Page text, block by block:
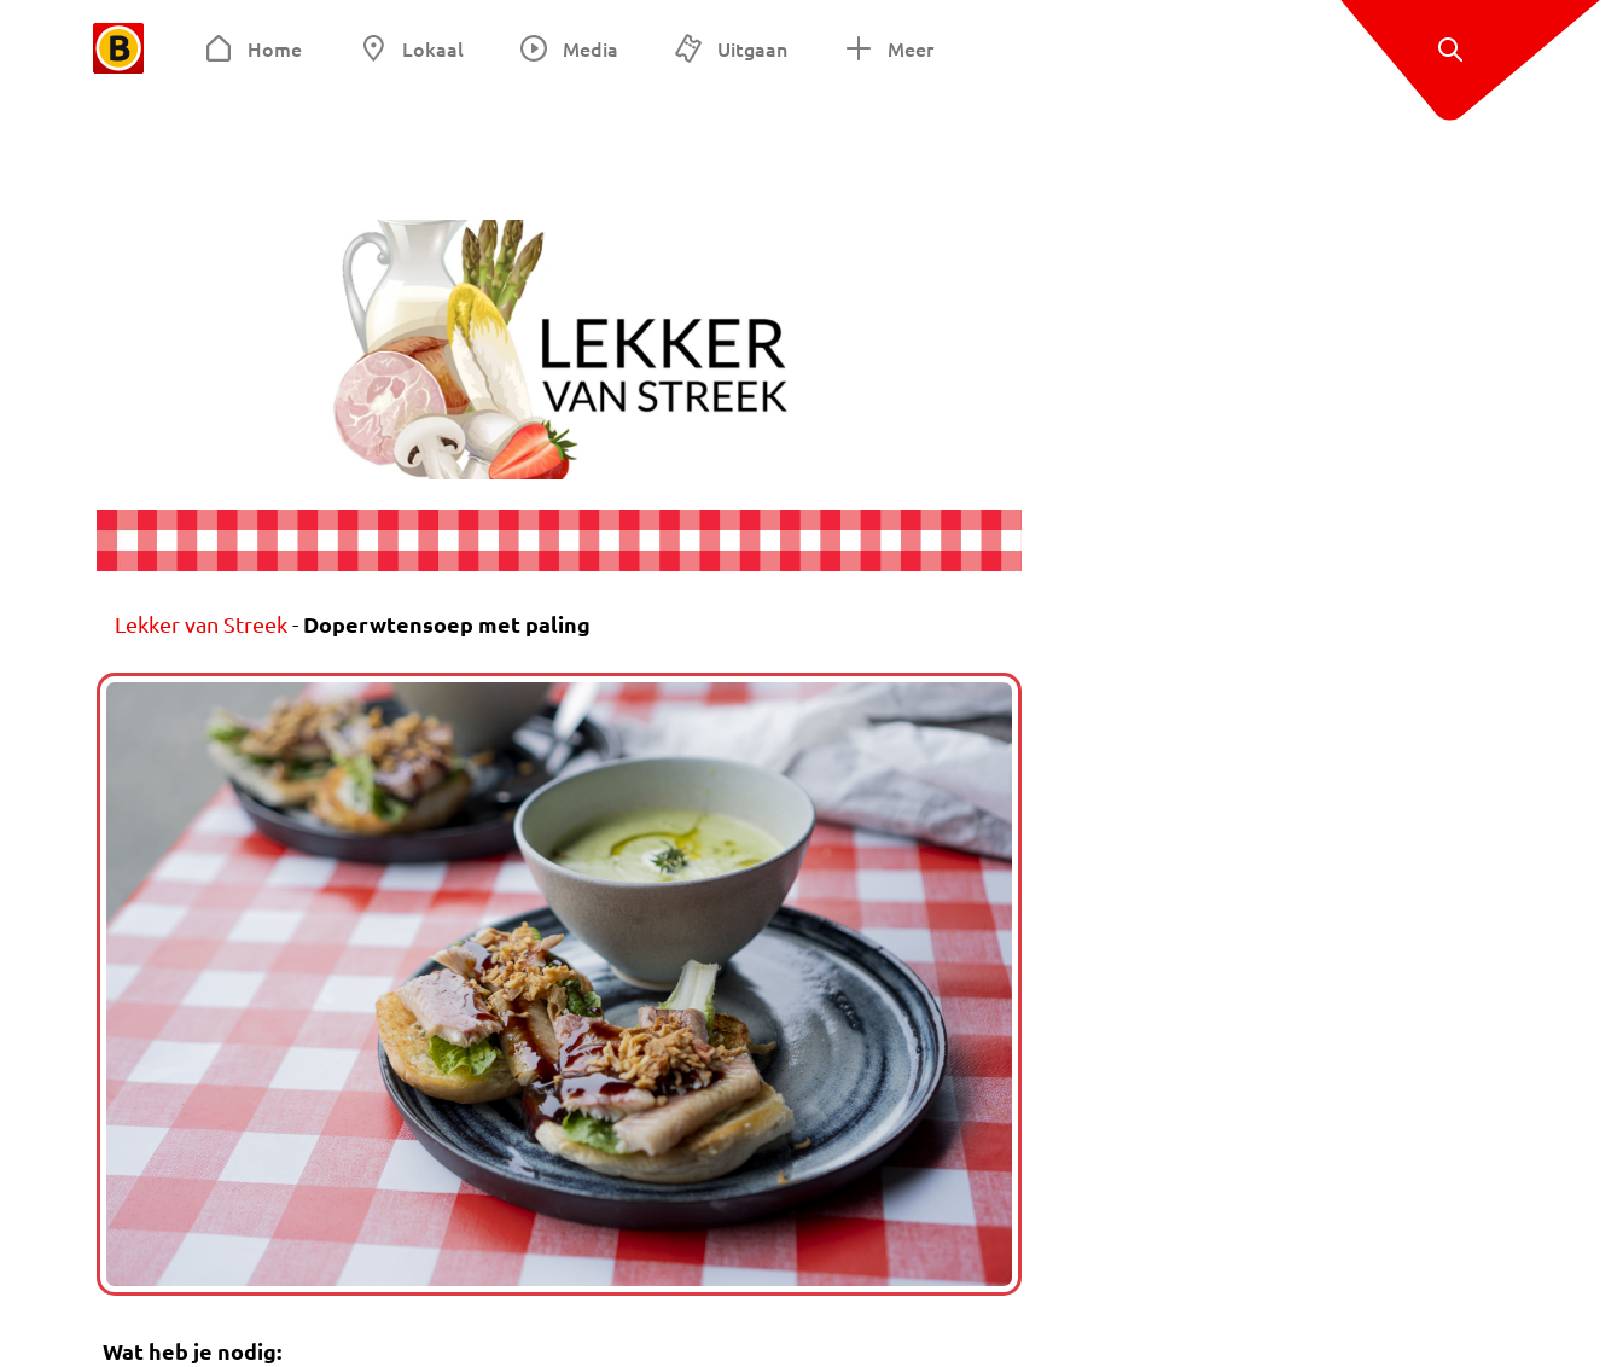
Home Lokaal Media Uitgaan Meer
Lekker van Streek- Doperwtensoep met paling
Wat heb je nodig: